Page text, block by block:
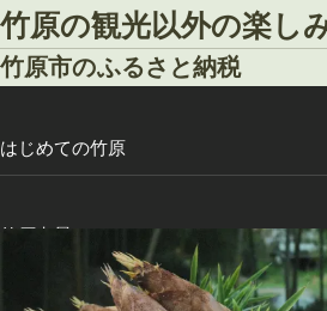
竹原の観光以外の楽し
竹原市のふるさと納税
はじめての竹原
モデルコース